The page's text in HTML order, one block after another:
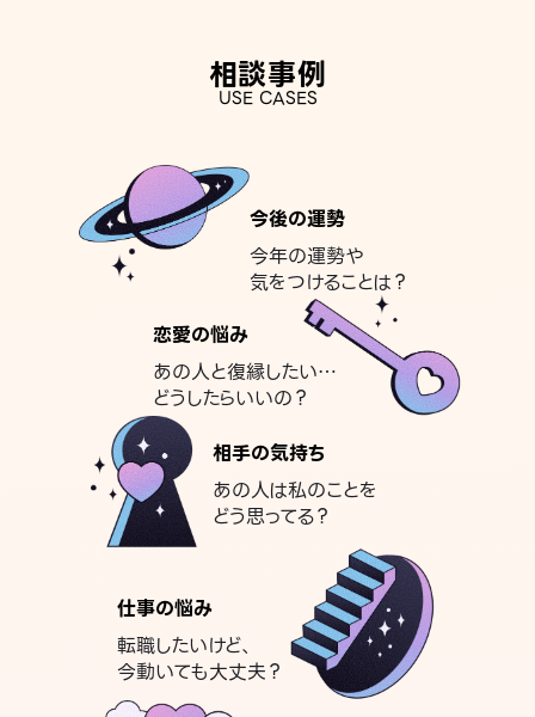
相談事例
USE CASES
今後の運勢
今年の運勢や
気をつけることは？
恋愛の悩み
あの人と復縁したい…
どうしたらいいの？
相手の気持ち
あの人は私のことを
どう思ってる？
仕事の悩み
転職したいけど、
今動いても大丈夫？